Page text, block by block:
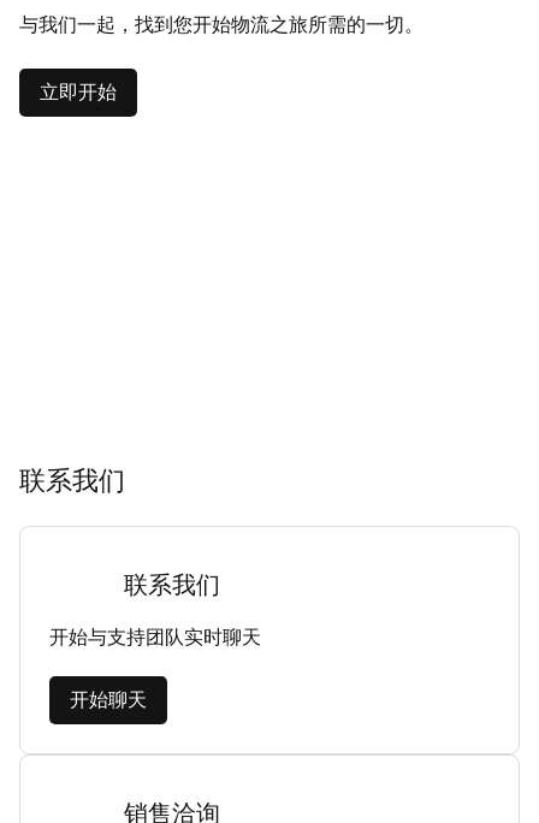
与我们一起，找到您开始物流之旅所需的一切。
立即开始
联系我们
联系我们
开始与支持团队实时聊天
开始聊天
销售洽询